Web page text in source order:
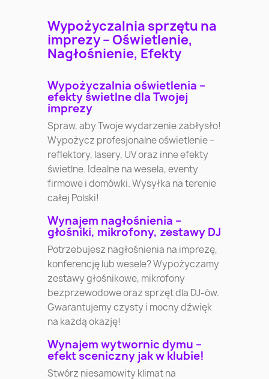
Wypożyczalnia sprzętu na
imprezy – Oświetlenie,
Nagłośnienie, Efekty
Wypożyczalnia oświetlenia –
efekty świetlne dla Twojej
imprezy
Spraw, aby Twoje wydarzenie zabłysło!
Wypożycz profesjonalne oświetlenie –
reflektory, lasery, UV oraz inne efekty
świetlne. Idealne na wesela, eventy
firmowe i domówki. Wysyłka na terenie
całej Polski!
Wynajem nagłośnienia –
głośniki, mikrofony, zestawy DJ
Potrzebujesz nagłośnienia na imprezę,
konferencję lub wesele? Wypożyczamy
zestawy głośnikowe, mikrofony
bezprzewodowe oraz sprzęt dla DJ-ów.
Gwarantujemy czysty i mocny dźwięk
na każdą okazję!
Wynajem wytwornic dymu –
efekt sceniczny jak w klubie!
Stwórz niesamowity klimat na